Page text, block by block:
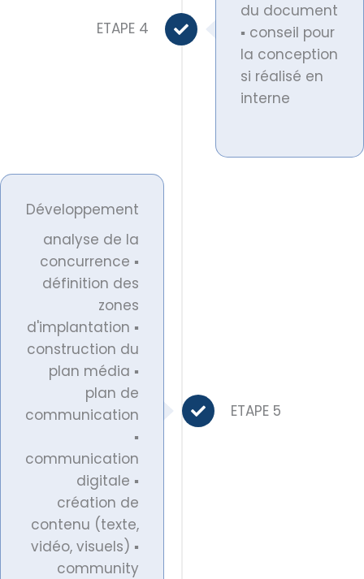
du document
▪ conseil pour
la conception
si réalisé en
interne
ETAPE 4
Développement
analyse de la
concurrence ▪
définition des
zones
d'implantation ▪
construction du
plan média ▪
plan de
communication
▪
communication
digitale ▪
création de
contenu (texte,
vidéo, visuels) ▪
community
ETAPE 5